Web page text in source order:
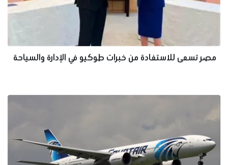
مصر تسعى للاستفادة من خبرات طوكيو في الإدارة والسياحة